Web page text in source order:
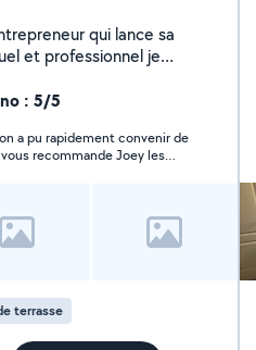
qui lance sa
et professionnel je
: 5/5
a pu rapidement convenir de
recommande Joey les
terrasse